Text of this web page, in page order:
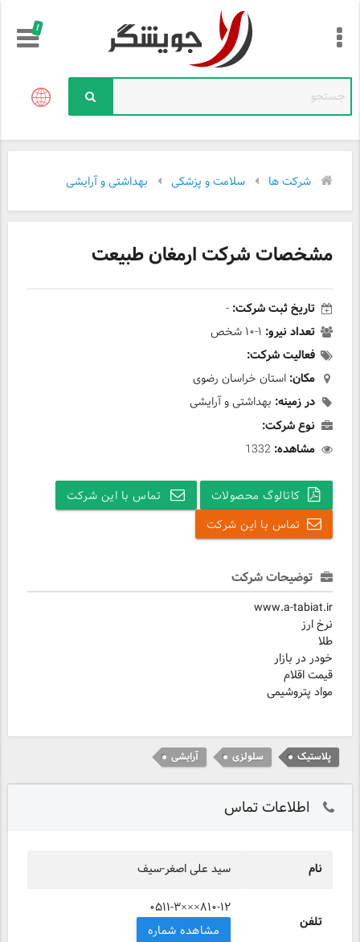
!
شرکت ها سلامت و پزشکی بهداشتی و آرایشی
مشخصات شرکت ارمغان طبیعت
تاریخ ثبت شرکت: -
تعداد نیرو: ۱-۱۰ شخص
فعالیت شرکت:
مکان: استان خراسان رضوی
در زمینه: بهداشتی و آرایشی
نوع شرکت:
مشاهده: 1332
کاتالوگ محصولات
تماس با این شرکت
تماس با این شرکت
توضیحات شرکت
www.a-tabiat.ir
نرخ ارز
طلا
خودر در بازار
قیمت اقلام
مواد پتروشیمی
پلاستیک سلولزی آرایشی
اطلاعات تماس
نام سید علی اصغر-سیف
تلفن
۰۵۱۱-۳×××۸۱۰-۱۲
مشاهده شماره